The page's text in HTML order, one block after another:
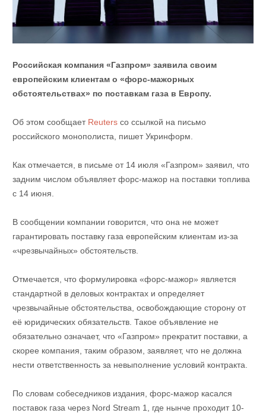
Российская компания «Газпром» заявила своим
европейским клиентам о «форс-мажорных
обстоятельствах» по поставкам газа в Европу.
Об этом сообщает Reutersсо ссылкой на письмо
российского монополиста, пишет Укринформ.
Как отмечается, в письме от 14 июля «Газпром» заявил, что
задним числом объявляет форс-мажор на поставки топлива
с 14 июня.
В сообщении компании говорится, что она не может
гарантировать поставку газа европейским клиентам из-за
«чрезвычайных» обстоятельств.
Отмечается, что формулировка «форс-мажор» является
стандартной в деловых контрактах и ​​определяет
чрезвычайные обстоятельства, освобождающие сторону от
её юридических обязательств. Такое объявление не
обязательно означает, что «Газпром» прекратит поставки, а
скорее компания, таким образом, заявляет, что не должна
нести ответственность за невыполнение условий контракта.
По словам собеседников издания, форс-мажор касался
поставок газа через Nord Stream 1, где нынче проходит 10-